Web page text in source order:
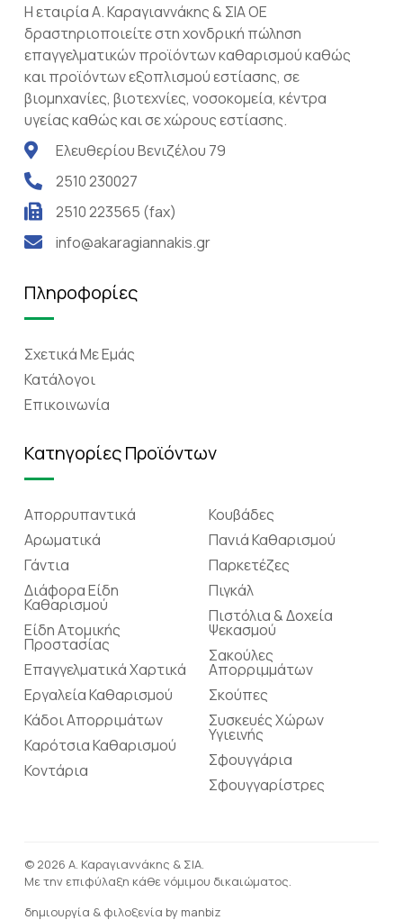
Η εταιρία Α. Καραγιαννάκης & ΣΙΑ ΟΕ
δραστηριοποιείτε στη χονδρική πώληση
επαγγελματικών προϊόντων καθαρισμού καθώς
και προϊόντων εξοπλισμού εστίασης, σε
βιομηχανίες, βιοτεχνίες, νοσοκομεία, κέντρα
υγείας καθώς και σε χώρους εστίασης.
Ελευθερίου Βενιζέλου 79
2510 230027
2510 223565 (fax)
info@akaragiannakis.gr
Πληροφορίες
Σχετικά Mε Eμάς
Κατάλογοι
Επικοινωνία
Κατηγορίες Προϊόντων
Απορρυπαντικά
Αρωματικά
Γάντια
Διάφορα Είδη
Καθαρισμού
Είδη Ατομικής
Προστασίας
Επαγγελματικά Χαρτικά
Εργαλεία Καθαρισμού
Κάδοι Απορριμάτων
Καρότσια Καθαρισμού
Κοντάρια
Κουβάδες
Πανιά Καθαρισμού
Παρκετέζες
Πιγκάλ
Πιστόλια & Δοχεία
Ψεκασμού
Σακούλες
Απορριμμάτων
Σκούπες
Συσκευές Χώρων
Υγιεινής
Σφουγγάρια
Σφουγγαρίστρες
© 2026 Α. Καραγιαννάκης & ΣΙΑ.
Με την επιφύλαξη κάθε νόμιμου δικαιώματος.
δημιουργία & φιλοξενία by manbiz